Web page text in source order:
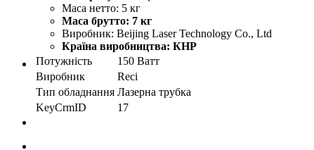
Маса нетто: 5 кг
Маса брутто: 7 кг
Виробник: Beijing Laser Technology Co., Ltd
Країна виробництва: КНР
Потужність
150 Ватт
Виробник
Reci
Тип обладнання Лазерна трубка
KeyCrmID
17